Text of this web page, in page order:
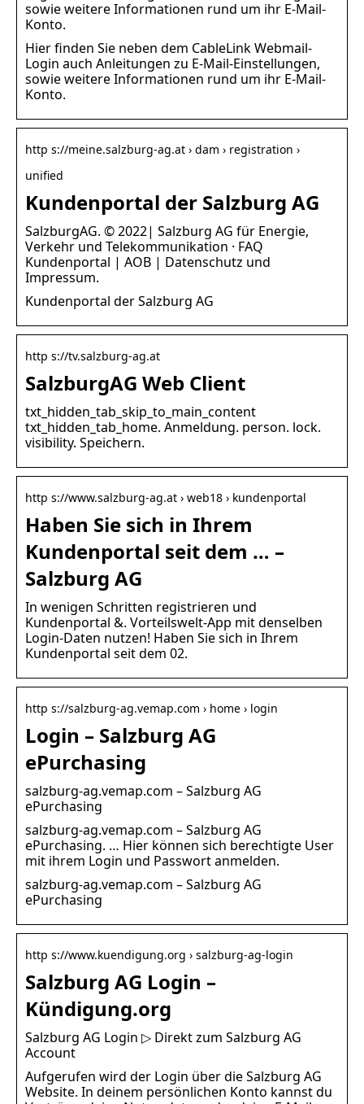
sowie weitere Informationen rund um ihr E-Mail-
Konto.
Hier finden Sie neben dem CableLink Webmail-
Login auch Anleitungen zu E-Mail-Einstellungen,
sowie weitere Informationen rund um ihr E-Mail-
Konto.
http s://meine.salzburg-ag.at › dam › registration ›
unified
Kundenportal der Salzburg AG
SalzburgAG. © 2022| Salzburg AG für Energie,
Verkehr und Telekommunikation · FAQ
Kundenportal | AOB | Datenschutz und
Impressum.
Kundenportal der Salzburg AG
http s://tv.salzburg-ag.at
SalzburgAG Web Client
txt_hidden_tab_skip_to_main_content
txt_hidden_tab_home. Anmeldung. person. lock.
visibility. Speichern.
http s://www.salzburg-ag.at › web18 › kundenportal
Haben Sie sich in Ihrem
Kundenportal seit dem … –
Salzburg AG
In wenigen Schritten registrieren und
Kundenportal &. Vorteilswelt-App mit denselben
Login-Daten nutzen! Haben Sie sich in Ihrem
Kundenportal seit dem 02.
http s://salzburg-ag.vemap.com › home › login
Login – Salzburg AG
ePurchasing
salzburg-ag.vemap.com – Salzburg AG
ePurchasing
salzburg-ag.vemap.com – Salzburg AG
ePurchasing. … Hier können sich berechtigte User
mit ihrem Login und Passwort anmelden.
salzburg-ag.vemap.com – Salzburg AG
ePurchasing
http s://www.kuendigung.org › salzburg-ag-login
Salzburg AG Login –
Kündigung.org
Salzburg AG Login ▷ Direkt zum Salzburg AG
Account
Aufgerufen wird der Login über die Salzburg AG
Website. In deinem persönlichen Konto kannst du